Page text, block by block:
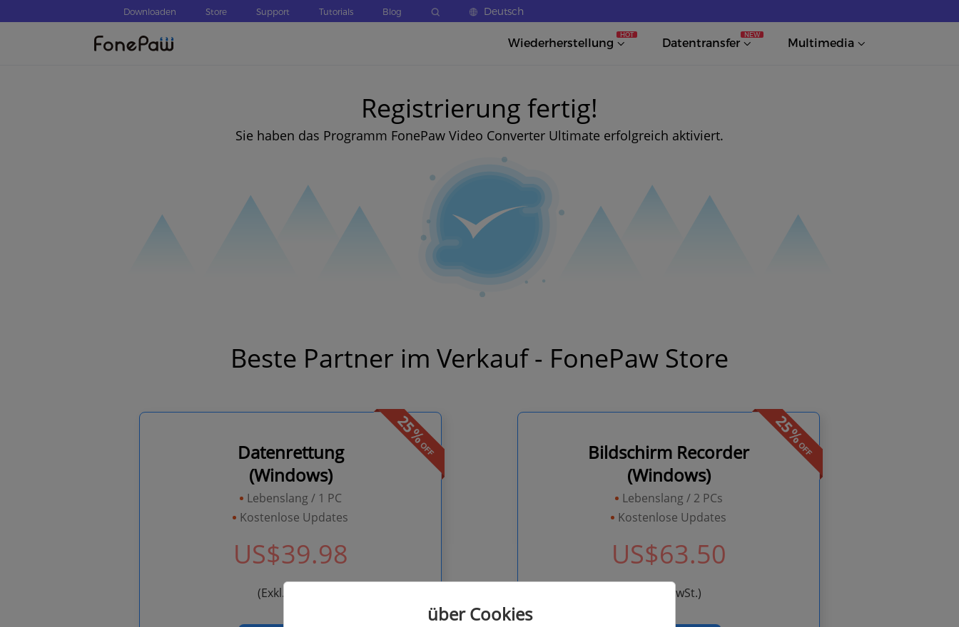
Downloaden Store Support Tutorials Blog Deutsch
Wiederherstellung
HOT
Datentransfer
NEW
Multimedia
Registrierung fertig!
Sie haben das Programm FonePaw Video Converter Ultimate erfolgreich aktiviert.
Beste Partner im Verkauf - FonePaw Store
Datenrettung
(Windows)
Lebenslang / 1 PC
Kostenlose Updates
US$39.98
(Exkl. MwSt.)
Bildschirm Recorder
(Windows)
Lebenslang / 2 PCs
Kostenlose Updates
US$63.50
(Exkl. MwSt.)
über Cookies